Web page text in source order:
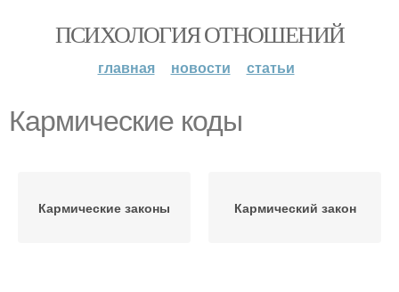
ПСИХОЛОГИЯ ОТНОШЕНИЙ
главная новости статьи
Кармические коды
Кармические законы Кармический закон